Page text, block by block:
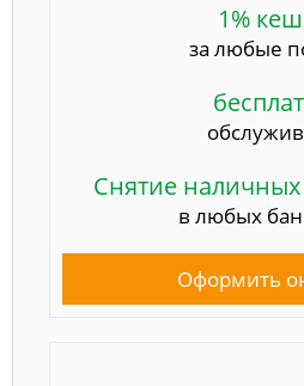
1%
за любые
Снятие
в любых
Оформить